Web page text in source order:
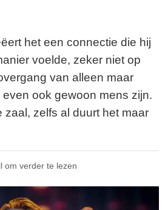
het een connectie die hij
voelde, zeker niet op
van alleen maar
ook gewoon mens zijn.
zaal, zelfs al duurt het maar
om verder te lezen